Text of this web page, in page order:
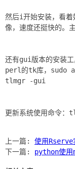
然后i开始安装，看着
像，速度还挺快的。
还有gui版本的安装
perl的tk库，sudo
tlmgr -gui
更新系统使用命令
上一篇: 使用Rserve
下一篇: python使